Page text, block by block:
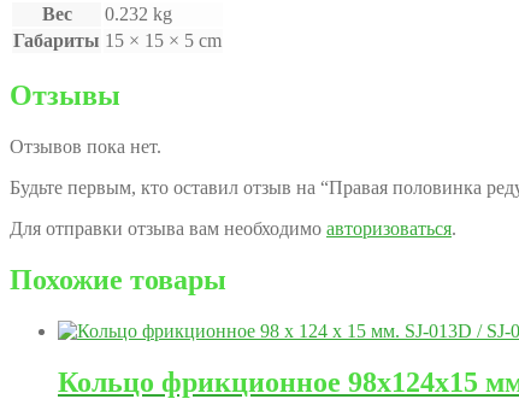
Вес
0.232 kg
Габариты 15 × 15 × 5 cm
Отзывы
Отзывов пока нет.
Будьте первым, кто оставил отзыв на “Правая половинка
Для отправки отзыва вам необходимо авторизоваться.
Похожие товары
Кольцо фрикционное 98x124x15